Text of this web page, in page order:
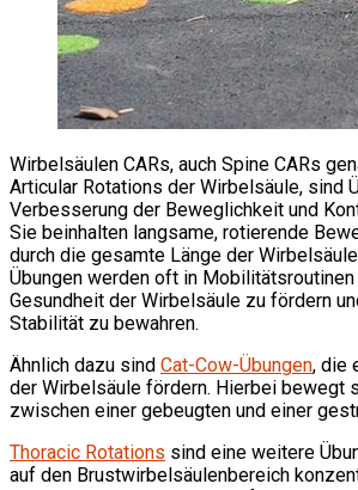
Wirbelsäulen CARs, auch Spine CARs
Articular Rotations der Wirbelsäule, sind
Verbesserung der Beweglichkeit und
Sie beinhalten langsame, rotierende
durch die gesamte Länge der
Übungen werden oft in
Gesundheit der Wirbelsäule zu fördern
Stabilität zu bewahren.
Ähnlich dazu sind Cat-Cow-Übungen, die
der Wirbelsäule fördern. Hierbei bewegt
zwischen einer gebeugten und einer
Thoracic Rotations sind eine weitere
auf den Brustwirbelsäulenbereich